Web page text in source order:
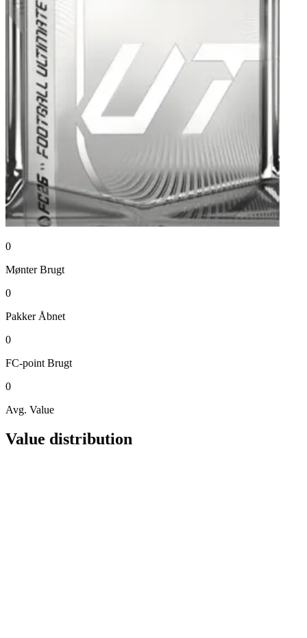
0
Mønter Brugt
0
Pakker Åbnet
0
FC-point Brugt
0
Avg. Value
Value distribution